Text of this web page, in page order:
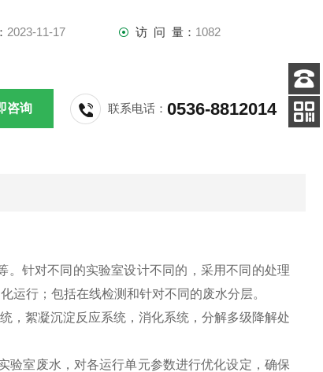
2023-11-17 访 问 量： 1082
咨询 联系电话：0536-8812014
针对不同的实验室设计不同的，采用不同 的处理
运行；包括在线检测和针对不同的废水分层。
，絮凝沉淀反应系统，消化系统，分解多级降解处
验室废水，对各运行单元参数进行优化设定，确保
客服
电话